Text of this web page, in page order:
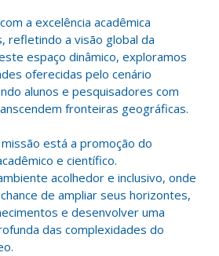
a excelência acadêmica
refletindo a visão global da
espaço dinâmico, exploramos
oferecidas pelo cenário
alunos e pesquisadores com
fronteiras geográficas.
está a promoção do
e científico.
acolhedor e inclusivo, onde
de ampliar seus horizontes,
e desenvolver uma
das complexidades do